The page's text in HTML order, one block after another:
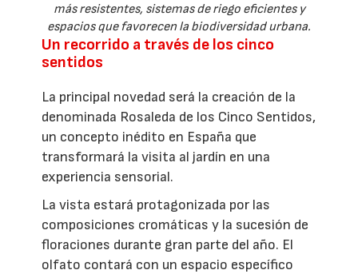
más resistentes, sistemas de riego eficientes y
espacios que favorecen la biodiversidad urbana.
Un recorrido a través de los cinco
sentidos
La principal novedad será la creación de la
denominada Rosaleda de los Cinco Sentidos,
un concepto inédito en España que
transformará la visita al jardín en una
experiencia sensorial.
La vista estará protagonizada por las
composiciones cromáticas y la sucesión de
floraciones durante gran parte del año. El
olfato contará con un espacio específico